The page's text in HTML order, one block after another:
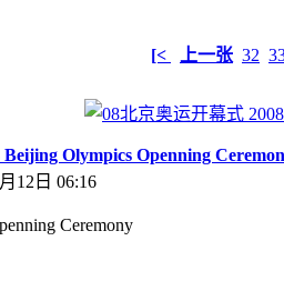
[< 上一张 32
Olympics Openning
12日 06:16
Ceremony